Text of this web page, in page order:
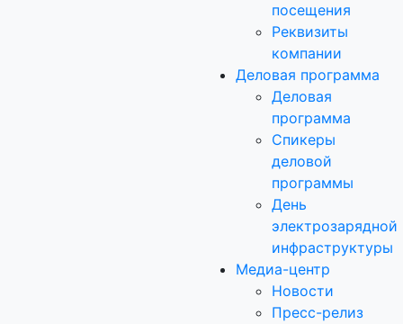
посещения
Реквизиты
компании
Деловая программа
Деловая
программа
Спикеры
деловой
программы
День
электрозарядной
инфраструктуры
Медиа-центр
Новости
Пресс-релиз